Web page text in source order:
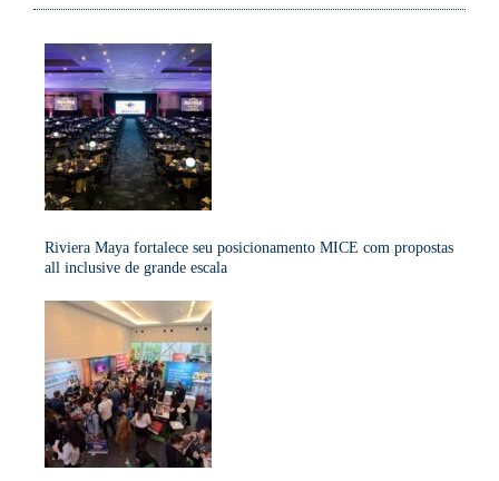
Riviera Maya fortalece seu posicionamento MICE com propostas
all inclusive de grande escala